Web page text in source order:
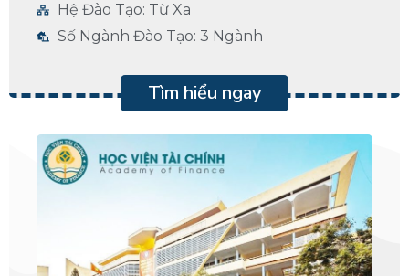
Hệ Đào Tạo: Từ Xa
Số Ngành Đào Tạo: 3 Ngành
Tìm hiểu ngay